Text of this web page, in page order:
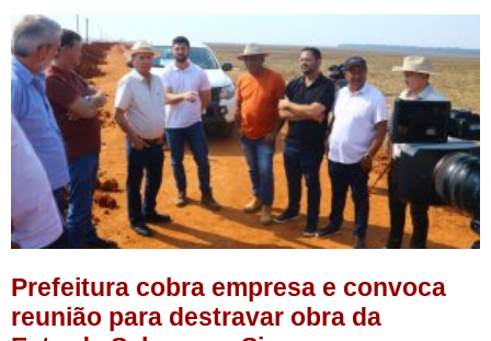
Prefeitura cobra empresa e convoca
reunião para destravar obra da